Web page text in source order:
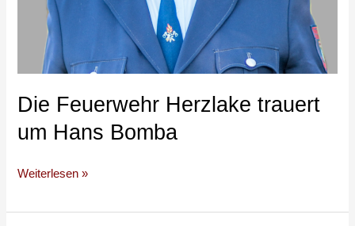
Die Feuerwehr Herzlake trauert
um Hans Bomba
Weiterlesen »